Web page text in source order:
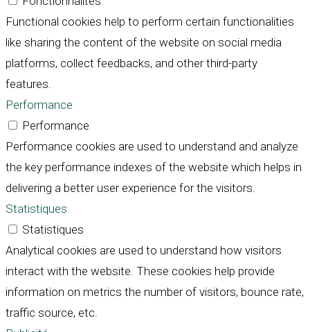
Functional cookies help to perform certain functionalities
like sharing the content of the website on social media
platforms, collect feedbacks, and other third-party
features.
Performance
Performance
Performance cookies are used to understand and analyze
the key performance indexes of the website which helps in
delivering a better user experience for the visitors.
Statistiques
Statistiques
Analytical cookies are used to understand how visitors
interact with the website. These cookies help provide
information on metrics the number of visitors, bounce rate,
traffic source, etc.